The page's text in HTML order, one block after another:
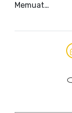
Memuat…